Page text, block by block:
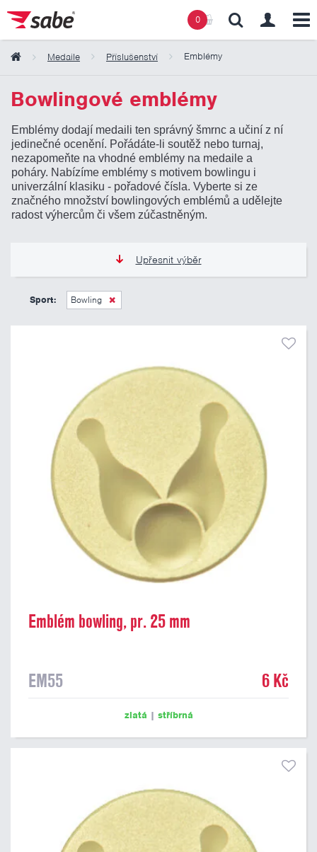
0
Medaile Příslušenství Emblémy
Bowlingové emblémy
Emblémy dodají medaili ten správný šmrnc a učiní z ní
jedinečné ocenění. Pořádáte-li soutěž nebo turnaj,
nezapomeňte na vhodné emblémy na medaile a
poháry. Nabízíme emblémy s motivem bowlingu i
univerzální klasiku - pořadové čísla. Vyberte si ze
značného množství bowlingových emblémů a udělejte
radost výhercům či všem zúčastněným.
Upřesnit výběr
6 Kč
Sport: Bowling
Emblém bowling, pr. 25 mm
EM55 6 Kč
zlatá | stříbrná
Obsah košíku
Košík zeje prázdnotou